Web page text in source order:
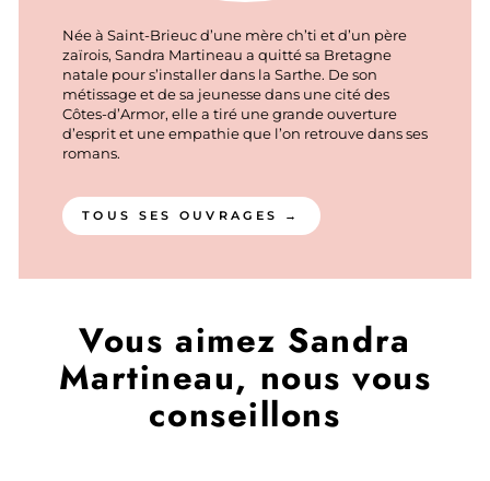
Née à Saint-Brieuc d’une mère ch’ti et d’un père
zaïrois, Sandra Martineau a quitté sa Bretagne
natale pour s’installer dans la Sarthe. De son
métissage et de sa jeunesse dans une cité des
Côtes-d’Armor, elle a tiré une grande ouverture
d’esprit et une empathie que l’on retrouve dans ses
romans.
TOUS SES OUVRAGES →
Vous aimez Sandra
Martineau, nous vous
conseillons